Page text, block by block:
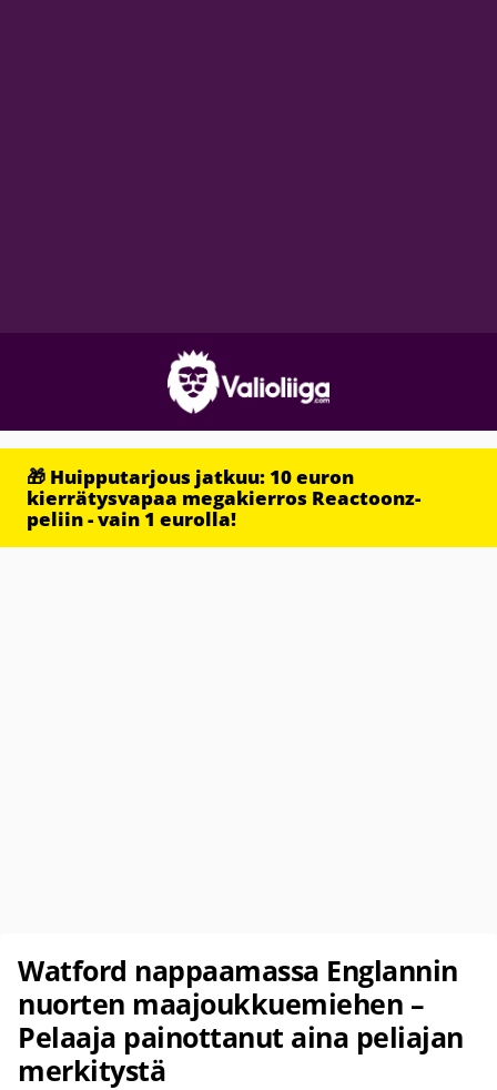
🎁 Huipputarjous jatkuu: 10 euron
kierrätysvapaa megakierros Reactoonz-
peliin - vain 1 eurolla!
Watford nappaamassa Englannin
nuorten maajoukkuemiehen –
Pelaaja painottanut aina peliajan
merkitystä